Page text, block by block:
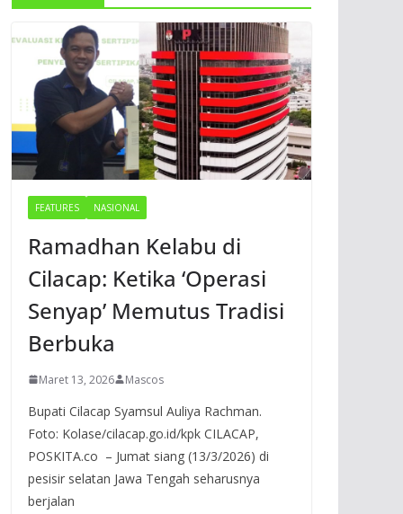
FEATURES NASIONAL
Ramadhan Kelabu di
Cilacap: Ketika ‘Operasi
Senyap’ Memutus Tradisi
Berbuka
Maret 13, 2026 Mascos
Bupati Cilacap Syamsul Auliya Rachman.
Foto: Kolase/cilacap.go.id/kpk CILACAP,
POSKITA.co – Jumat siang (13/3/2026) di
pesisir selatan Jawa Tengah seharusnya
berjalan